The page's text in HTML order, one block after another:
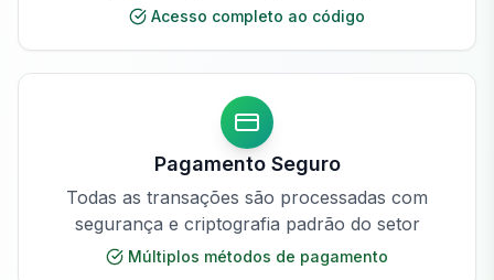
Acesso completo ao código
Pagamento Seguro
Todas as transações são processadas com
segurança e criptografia padrão do setor
Múltiplos métodos de pagamento